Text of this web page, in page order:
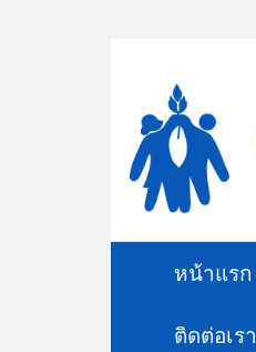
content
หน้าแรก
ติดต่อเรา